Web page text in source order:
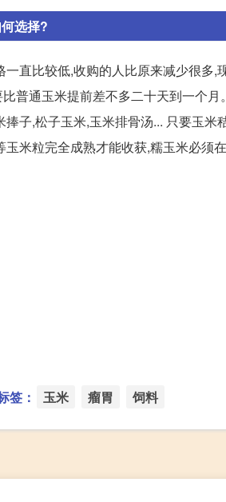
选择?
直比较低,收购的人比原来减少很多,
普通玉米提前差不多二十天到一个
子,松子玉米,玉米排骨汤... 只要玉
米粒完全成熟才能收获,糯玉米必须
签： 玉米 瘤胃 饲料